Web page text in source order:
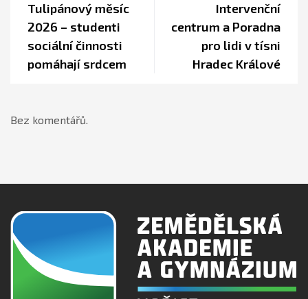
Tulipánový měsíc
2026 – studenti
sociální činnosti
pomáhají srdcem
Intervenční
centrum a Poradna
pro lidi v tísni
Hradec Králové
Bez komentářů.